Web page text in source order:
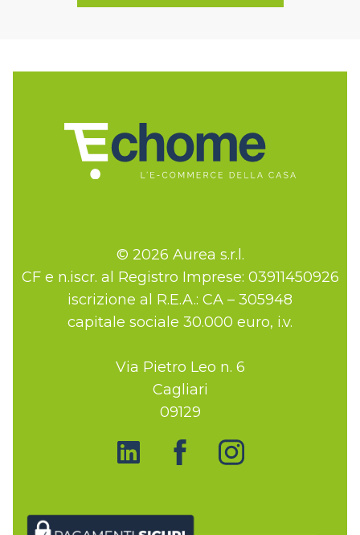
© 2026 Aurea s.r.l.
CF e n.iscr. al Registro Imprese: 03911450926
iscrizione al R.E.A.: CA – 305948
capitale sociale 30.000 euro, i.v.
Via Pietro Leo n. 6
Cagliari
09129